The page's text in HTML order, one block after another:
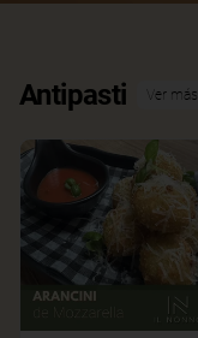
Antipasti Ver más